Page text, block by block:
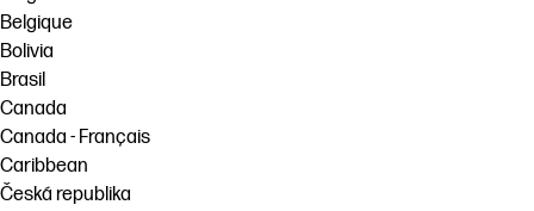
Belgique
Bolivia
Brasil
Canada
Canada - Français
Caribbean
Česká republika